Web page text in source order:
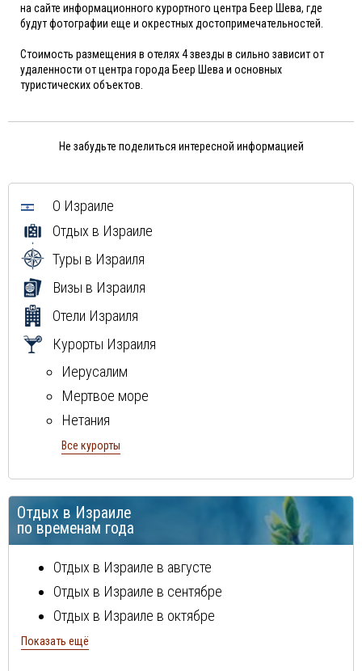
на сайте информационного курортного центра Беер Шева, где
будут фотографии еще и окрестных достопримечательностей.
Стоимость размещения в отелях 4 звезды в сильно зависит от
удаленности от центра города Беер Шева и основных
туристических объектов.
Не забудьте поделиться интересной информацией
О Израиле
Отдых в Израиле
Туры в Израиля
Визы в Израиля
Отели Израиля
Курорты Израиля
Иерусалим
Мертвое море
Нетания
Тель-Авив
Эйлат
Все курорты
Отдых в Израиле
по временам года
Отдых в Израиле в августе
Отдых в Израиле в сентябре
Отдых в Израиле в октябре
Отдых в Израиле в ноябре
Показать ещё